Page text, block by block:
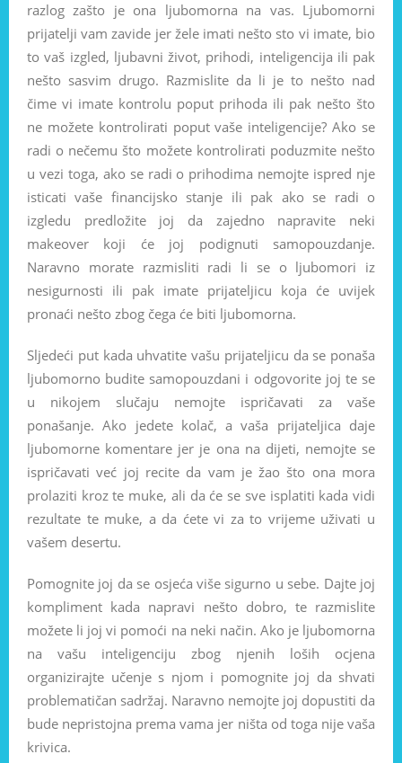
razlog zašto je ona ljubomorna na vas. Ljubomorni
prijatelji vam zavide jer žele imati nešto sto vi imate, bio
to vaš izgled, ljubavni život, prihodi, inteligencija ili pak
nešto sasvim drugo. Razmislite da li je to nešto nad
čime vi imate kontrolu poput prihoda ili pak nešto što
ne možete kontrolirati poput vaše inteligencije? Ako se
radi o nečemu što možete kontrolirati poduzmite nešto
u vezi toga, ako se radi o prihodima nemojte ispred nje
isticati vaše financijsko stanje ili pak ako se radi o
izgledu predložite joj da zajedno napravite neki
makeover koji će joj podignuti samopouzdanje.
Naravno morate razmisliti radi li se o ljubomori iz
nesigurnosti ili pak imate prijateljicu koja će uvijek
pronaći nešto zbog čega će biti ljubomorna.
Sljedeći put kada uhvatite vašu prijateljicu da se ponaša
ljubomorno budite samopouzdani i odgovorite joj te se
u nikojem slučaju nemojte ispričavati za vaše
ponašanje. Ako jedete kolač, a vaša prijateljica daje
ljubomorne komentare jer je ona na dijeti, nemojte se
ispričavati već joj recite da vam je žao što ona mora
prolaziti kroz te muke, ali da će se sve isplatiti kada vidi
rezultate te muke, a da ćete vi za to vrijeme uživati u
vašem desertu.
Pomognite joj da se osjeća više sigurno u sebe. Dajte joj
kompliment kada napravi nešto dobro, te razmislite
možete li joj vi pomoći na neki način. Ako je ljubomorna
na vašu inteligenciju zbog njenih loših ocjena
organizirajte učenje s njom i pomognite joj da shvati
problematičan sadržaj. Naravno nemojte joj dopustiti da
bude nepristojna prema vama jer ništa od toga nije vaša
krivica.